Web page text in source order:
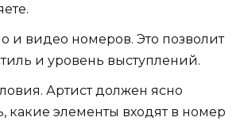
и видео номеров. Это позволит
и уровень выступлений.
Артист должен ясно
какие элементы входят в номер